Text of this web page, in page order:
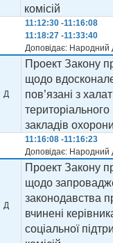
комісій
11:12:30 -11:16:08
11:18:27 -11:33:40
Доповідає:
Д
Проект Закону
щодо
пов’язані з
закладів
11:16:08 -11:16:23
Доповідає: Народний
Д
Проект Закону
щодо
законодавства
вчинені
соціальної